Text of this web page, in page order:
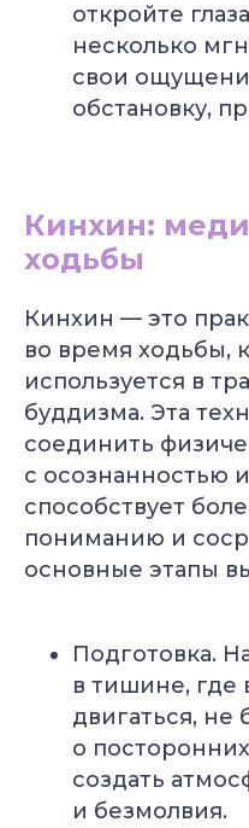
откройте
несколько
свои
обстановку,
Кинхин:
ходьбы
Кинхин — это
во время ходьбы,
используется в
буддизма. Эта
соединить
с осознанностью
способствует
пониманию и
основные этапы
Подготовка.
в тишине, где
двигаться, не
о
создать
и безмолвия.